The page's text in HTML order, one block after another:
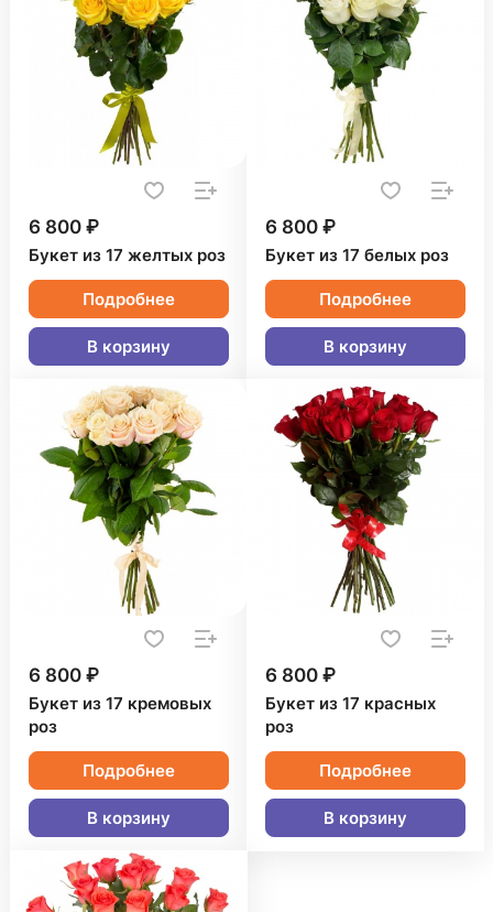
6 800 ₽
Букет из 17 желтых роз
Подробнее
В корзину
6 800 ₽
Букет из 17 белых роз
Подробнее
В корзину
6 800 ₽
Букет из 17 кремовых
роз
Подробнее
В корзину
6 800 ₽
Букет из 17 красных
роз
Подробнее
В корзину